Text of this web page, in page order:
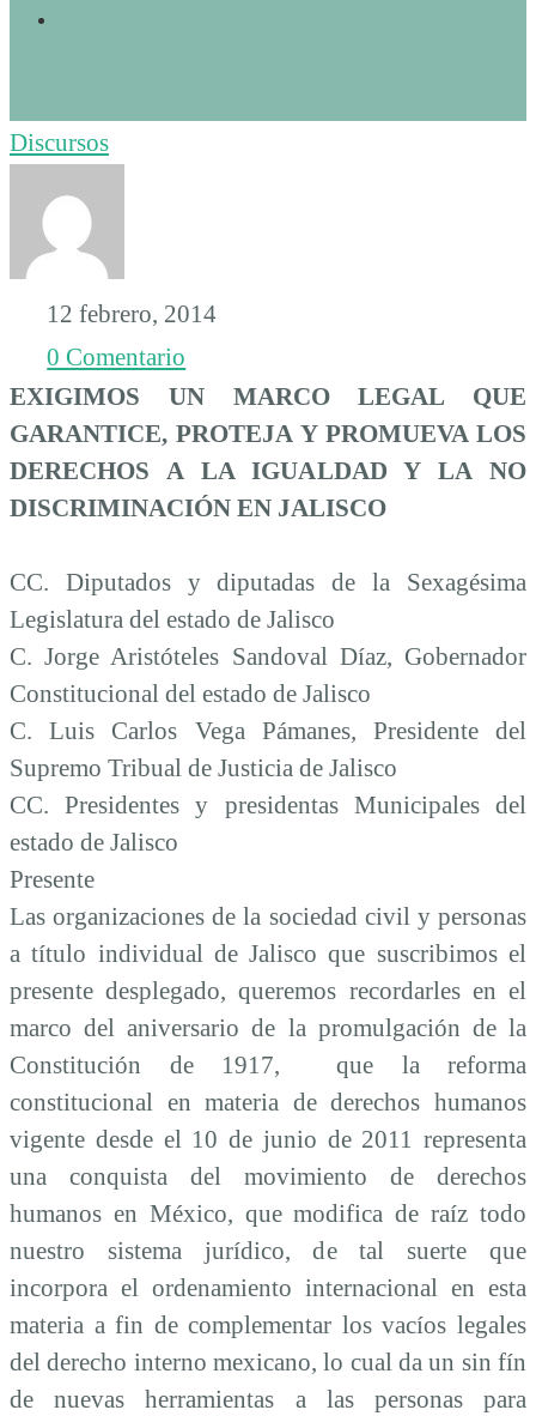
Discursos
12 febrero, 2014
0 Comentario
EXIGIMOS UN MARCO LEGAL QUE
GARANTICE, PROTEJA Y PROMUEVA LOS
DERECHOS A LA IGUALDAD Y LA NO
DISCRIMINACIÓN EN JALISCO
CC. Diputados y diputadas de la Sexagésima
Legislatura del estado de Jalisco
C. Jorge Aristóteles Sandoval Díaz, Gobernador
Constitucional del estado de Jalisco
C. Luis Carlos Vega Pámanes, Presidente del
Supremo Tribual de Justicia de Jalisco
CC. Presidentes y presidentas Municipales del
estado de Jalisco
Presente
Las organizaciones de la sociedad civil y personas
a título individual de Jalisco que suscribimos el
presente desplegado, queremos recordarles en el
marco del aniversario de la promulgación de la
Constitución de 1917, que la reforma
constitucional en materia de derechos humanos
vigente desde el 10 de junio de 2011 representa
una conquista del movimiento de derechos
humanos en México, que modifica de raíz todo
nuestro sistema jurídico, de tal suerte que
incorpora el ordenamiento internacional en esta
materia a fin de complementar los vacíos legales
del derecho interno mexicano, lo cual da un sin fín
de nuevas herramientas a las personas para